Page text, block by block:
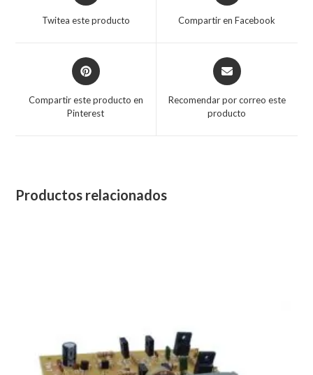
Twitea este producto Compartir en Facebook
Compartir este producto en
Pinterest
Recomendar por correo este
producto
Productos relacionados